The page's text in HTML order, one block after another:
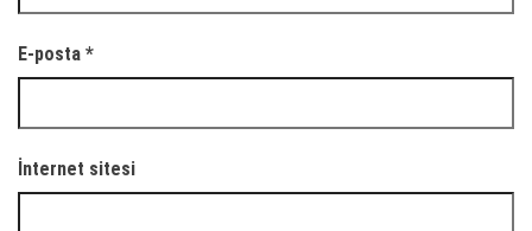
E-posta *
İnternet sitesi